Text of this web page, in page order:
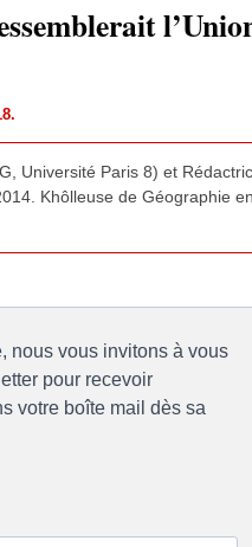
Université Paris 8) et
Khôlleuse de Géographie